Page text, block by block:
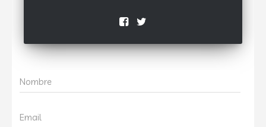
Nombre
Email